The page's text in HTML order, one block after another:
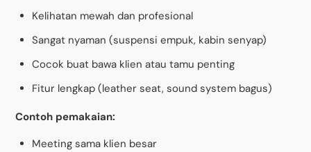
Kelihatan mewah dan profesional
Sangat nyaman (suspensi empuk, kabin senyap)
Cocok buat bawa klien atau tamu penting
Fitur lengkap (leather seat, sound system bagus)
Contoh pemakaian:
Meeting sama klien besar